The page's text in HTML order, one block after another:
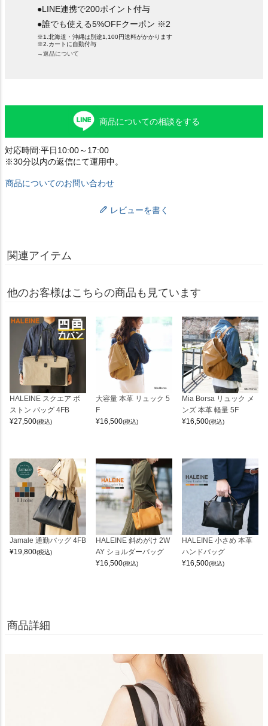
●LINE連携で200ポイント付与
●誰でも使える5%OFFクーポン ※2
※1.北海道・沖縄は別途1,100円送料がかかります
※2.カートに自動付与
→返品について
商品についての相談をする
対応時間:平日10:00～17:00
※30分以内の返信にて運用中。
商品についてのお問い合わせ
レビューを書く
関連アイテム
他のお客様はこちらの商品も見ています
HALEINE スクエア ボ
ストン バッグ 4FB
¥27,500(税込)
大容量 本革 リュック 5
F
¥16,500(税込)
Mia Borsa リュック メ
ンズ 本革 軽量 5F
¥16,500(税込)
Jamale 通勤バッグ 4FB
¥19,800(税込)
HALEINE 斜めがけ 2W
AY ショルダーバッグ
¥16,500(税込)
HALEINE 小さめ 本革
ハンドバッグ
¥16,500(税込)
商品詳細